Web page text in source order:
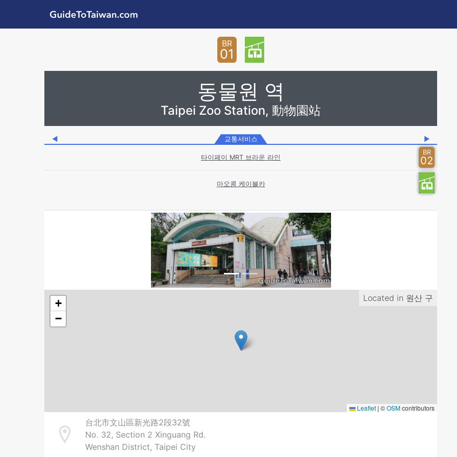
GuideToTaiwan.com
BR
01
동물원 역
Taipei Zoo Station, 動物園站
◀ 교통서비스 ▶
타이페이 MRT 브라운 라인
BR
02
마오콩 케이블카
Located in 원산 구
+
−
Leaflet | ©OSMcontributors
Address
台北市文山區新光路2段32號
No. 32, Section 2 Xinguang Rd.
Wenshan District, Taipei City